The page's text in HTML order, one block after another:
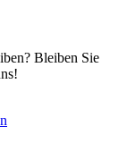
Bleiben Sie